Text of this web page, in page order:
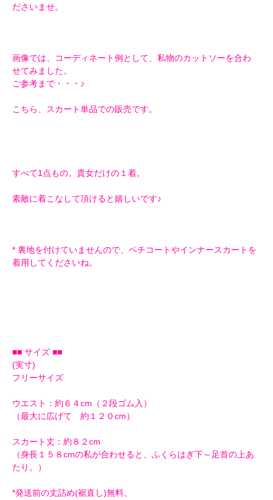
ださいませ。
画像では、コーディネート例として、私物のカットソーを合わ
せてみました。
ご参考まで・・・♪
こちら、スカート単品での販売です。
すべて1点もの。貴女だけの１着。
素敵に着こなして頂けると嬉しいです♪
* 裏地を付けていませんので、ペチコートやインナースカートを
着用してくださいね。
■■ サイズ ■■
(実寸)
フリーサイズ
ウエスト：約６４cm（２段ゴム入）
（最大に広げて 約１２０cm）
スカート丈：約８２cm
（身長１５８cmの私が合わせると、ふくらはぎ下～足首の上あ
たり。）
*発送前の丈詰め(裾直し)無料。